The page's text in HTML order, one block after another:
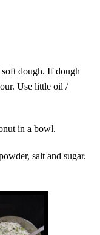
dough. If dough
Use little oil /
in a bowl.
salt and sugar.